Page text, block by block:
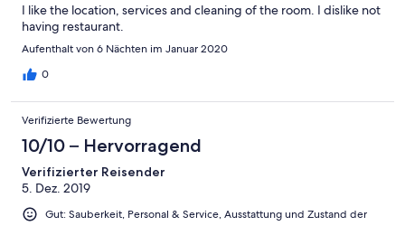
I like the location, services and cleaning of the room. I dislike not
having restaurant.
Aufenthalt von 6 Nächten im Januar 2020
0
Verifizierte Bewertung
10/10 – Hervorragend
Verifizierter Reisender
5. Dez. 2019
Gut: Sauberkeit, Personal & Service, Ausstattung und Zustand der